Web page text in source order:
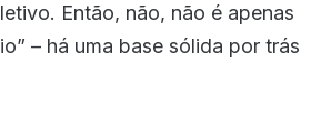
Então, não, não é apenas
– há uma base sólida por trás